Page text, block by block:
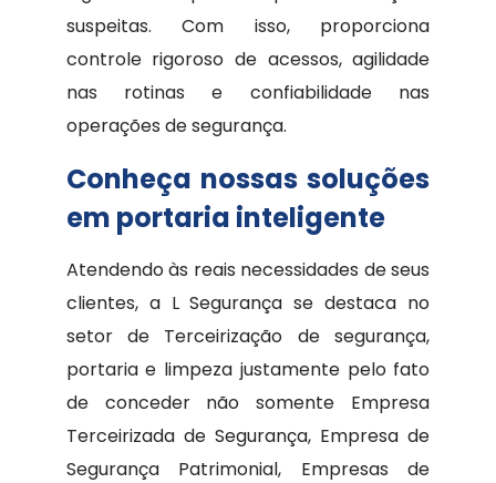
suspeitas. Com isso, proporciona
controle rigoroso de acessos, agilidade
nas rotinas e confiabilidade nas
operações de segurança.
Conheça nossas soluções
em portaria inteligente
Atendendo às reais necessidades de seus
clientes, a L Segurança se destaca no
setor de Terceirização de segurança,
portaria e limpeza justamente pelo fato
de conceder não somente Empresa
Terceirizada de Segurança, Empresa de
Segurança Patrimonial, Empresas de